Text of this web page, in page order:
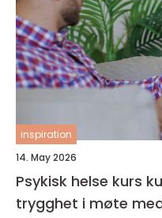
inspiration
14. May 2026
Psykisk helse kurs kunnskap som gir
trygghet i møte